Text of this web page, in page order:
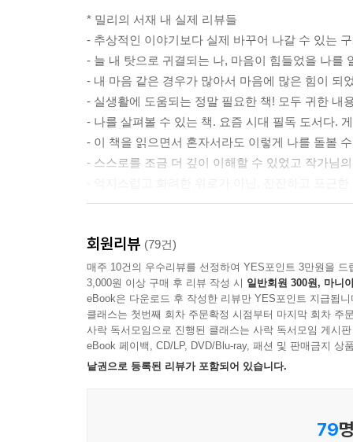
6장 성취의 기준 쪼개기
7장 사실과 해석 구분하기
8장 할 수 있다는 착각에서 벗어나기
9장 나와 다른 사람의 과제 나누기
10장 급하기‘만’ 한 일을 중요한 일로 착각하지 않기
11장 나의 통제 구역을 분명히 정하기
12장 실패를 나눈 틈에서 성취의 길 발견하기
13장 나의 감정을 제대로 들여다보기
15장 외로움의 덩어리 부수기
16장 유형별 불안 다루기
17장 자책을 작게 나누기
4단계 나의 관계 쪼개기
18장 ‘진짜 친구’에 대한 환상 걷어내기
19장 ‘공감’이란 말로 뭉뚱그리지 않기
* 밀리의 서재 내 실제 리뷰들
- 추상적인 이야기보다 실제 바꾸어 나갈 수 있는
- 늘 내 탓으로 귀결되는 나, 마음이 힘들었을 나를
- 내 마음 같은 경우가 많아서 마음에 많은 힘이 되
- 실생활에 도움되는 정말 필요한 책! 모두 귀한 내
- 나를 살펴볼 수 있는 책. 요즘 시대 필독 도서다.
- 이 책을 읽으면서 혼자서라도 이렇게 나를 돌볼
- 스스로를 조금 더 깊이 이해할 수 있었고 작가님
“일이 잘못되면 다 나 때문인 것 같아서 괴로워요”
자책과 우울함에 시달리는 2040에게 보내는 응원
먹고사는 일은 주로 고되다. 경쟁 뒤에 또 경쟁
보람이나 기쁨보다 훨씬 큰 우울과 자책감을 얻
들어 현대인들이 많이 호소하는 감정들에 주목
아르바이트 장소 등 본인이 소속된 집단에서 인
회원리뷰 (79건)
매주 10건의 우수리뷰를 선정하여 YES포인트 3만원을 드
3,000원 이상 구매 후 리뷰 작성 시 일반회원 300원, 마니
eBook은 다운로드 후 작성한 리뷰만 YES포인트 지급됩니
클래스는 첫번째 회차 주문확정 시점부터 마지막 회차 주
사락 독서모임으로 진행된 클래스는 사락 독서모임 게시
eBook 페이백, CD/LP, DVD/Blu-ray, 패션 및 판매금지 상
낱권으로 등록된 리뷰가 포함되어 있습니다.
79